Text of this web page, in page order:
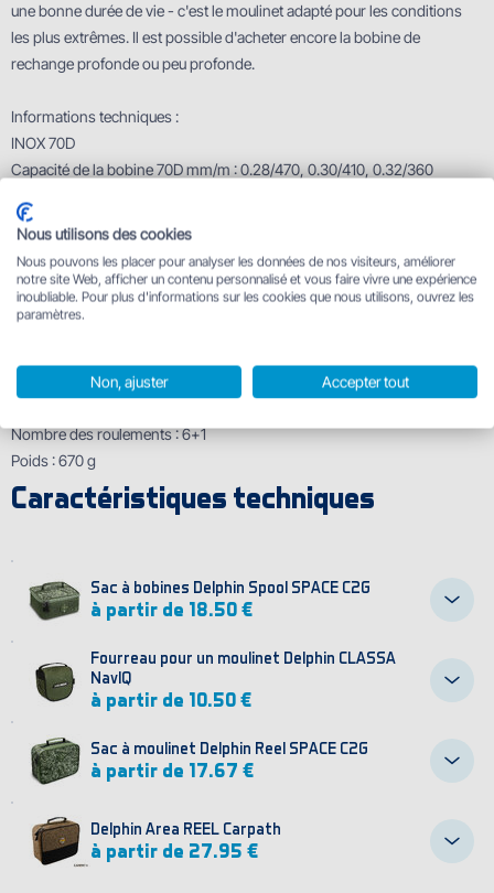
une bonne durée de vie - c'est le moulinet adapté pour les conditions
les plus extrêmes. Il est possible d'acheter encore la bobine de
rechange profonde ou peu profonde.
Informations techniques :
INOX 70D
Capacité de la bobine 70D mm/m : 0.28/470, 0.30/410, 0.32/360
Ratio : 4.8:1
Poids : 560 g
INOX 80D
Capacité de la bobine 80S mm/m : 0.28/470, 0.30/410, 0.32/360
Nombre des roulements : 6+1
Poids : 670 g
Caractéristiques techniques
Sac à bobines Delphin Spool SPACE C2G
à partir de 18.50 €
Fourreau pour un moulinet Delphin CLASSA
NavIQ
à partir de 10.50 €
Sac à moulinet Delphin Reel SPACE C2G
à partir de 17.67 €
Delphin Area REEL Carpath
à partir de 27.95 €
Nous utilisons des cookies
Nous pouvons les placer pour analyser les données de nos visiteurs, améliorer
notre site Web, afficher un contenu personnalisé et vous faire vivre une expérience
inoubliable. Pour plus d'informations sur les cookies que nous utilisons, ouvrez les
paramètres.
Non, ajuster Accepter tout